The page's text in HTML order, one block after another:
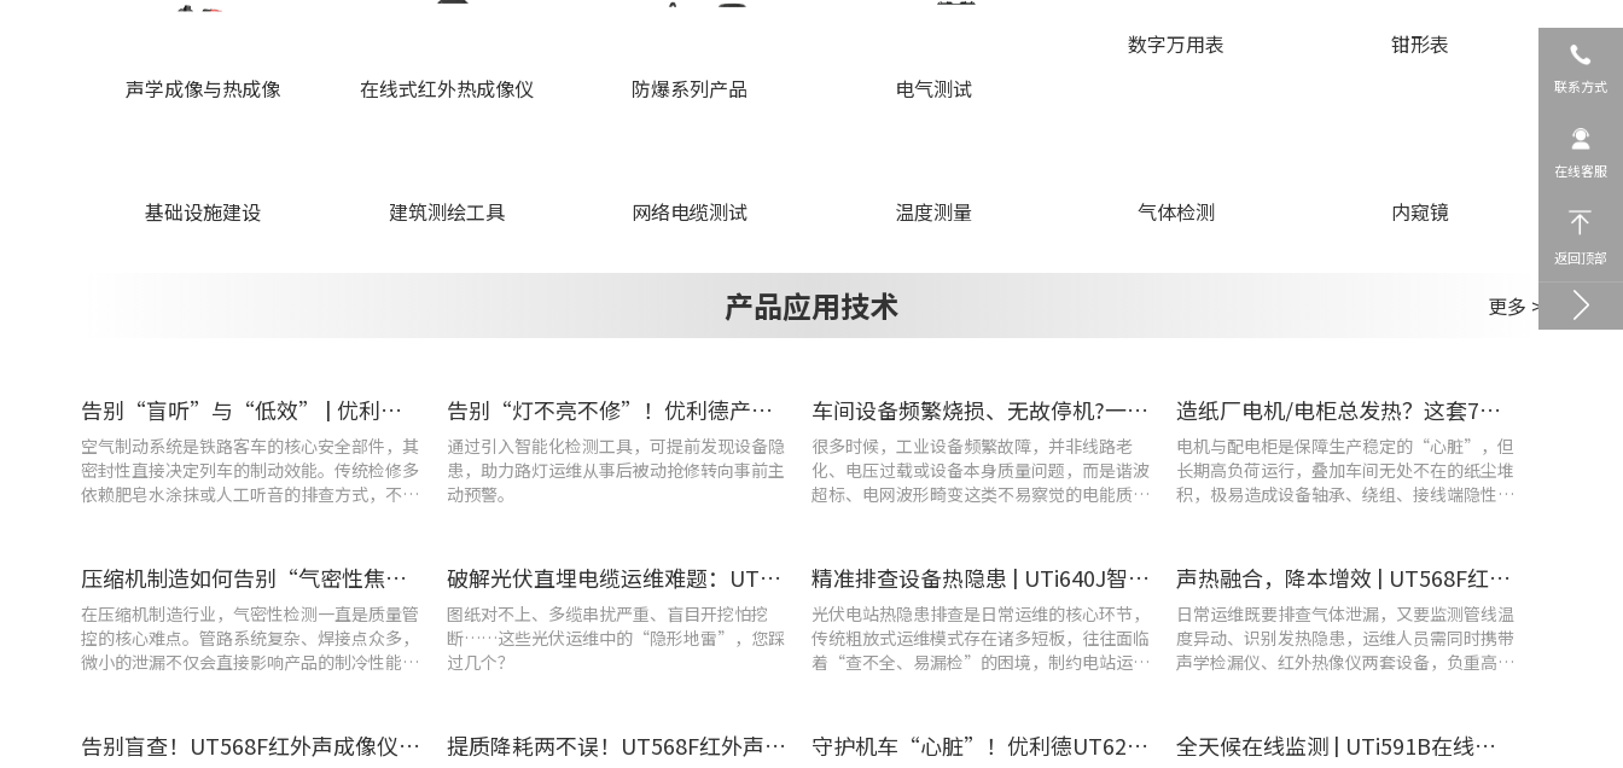
声学成像与热成像 在线式红外热成像仪 防爆系列产品 电气测试
数字万用表 钳形表
基础设施建设 建筑测绘工具 网络电缆测试 温度测量 气体检测 内窥镜
产品应用技术 更多 >
告别“盲听”与“低效” | 优利德智能检测方案助力铁路运维检修提质增效
空气制动系统是铁路客车的核心安全部件，其
密封性直接决定列车的制动效能。传统检修多
依赖肥皂水涂抹或人工听音的排查方式，不仅
告别“灯不亮不修”！优利德产品组合赋能城市道路照明设施运维更高效
通过引入智能化检测工具，可提前发现设备隐
患，助力路灯运维从事后被动抢修转向事前主
动预警。
车间设备频繁烧损、无故停机?一台UT285C搞定电能质量隐患
很多时候，工业设备频繁故障，并非线路老
化、电压过载或设备本身质量问题，而是谐波
超标、电网波形畸变这类不易察觉的电能质量
造纸厂电机/电柜总发热？这套7×24h在线监测方案帮你“扼杀”热隐患！
电机与配电柜是保障生产稳定的“心脏”，但
长期高负荷运行，叠加车间无处不在的纸尘堆
积，极易造成设备轴承、绕组、接线端隐性发
压缩机制造如何告别“气密性焦虑”?UT568F红外声热成像仪实战揭秘
在压缩机制造行业，气密性检测一直是质量管
控的核心难点。管路系统复杂、焊接点众多，
微小的泄漏不仅会直接影响产品的制冷性能和
破解光伏直埋电缆运维难题：UT689B智能管线探测仪实测纪实
图纸对不上、多缆串扰严重、盲目开挖怕挖
断……这些光伏运维中的“隐形地雷”，您踩
过几个？
​精准排查设备热隐患 | UTi640J智能型红外热成像仪赋能光伏电站高效运维
光伏电站热隐患排查是日常运维的核心环节，
传统粗放式运维模式存在诸多短板，往往面临
着“查不全、易漏检”的困境，制约电站运维
声热融合，降本增效 | UT568F红外声成像仪，以智能巡检筑牢气体厂区安全屏障
日常运维既要排查气体泄漏，又要监测管线温
度异动、识别发热隐患，运维人员需同时携带
声学检漏仪、红外热像仪两套设备，负重高、
告别盲查！UT568F红外声成像仪，让汽车智造车间气体泄漏检测更智能高效 提质降耗两不误！UT568F红外声成像仪破解酿酒车间检漏难题 守护机车“心脏”！优利德UT620T助力HXD3C主变压器高效检修 全天候在线监测 | UTi591B在线式红外热成像仪助力配电运维智能化转型
联系方式
在线客服
返回顶部